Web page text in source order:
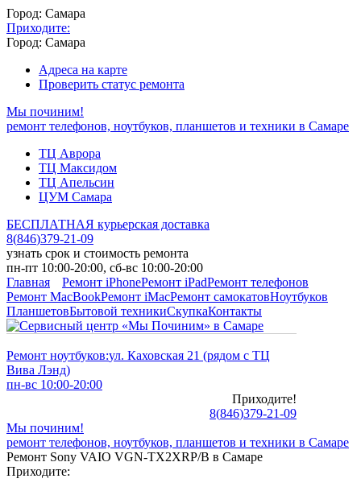
Город: Самара
Приходите:
Город: Самара
Адреса на карте
Проверить статус ремонта
Мы починим!
ремонт телефонов, ноутбуков, планшетов и техники в Самаре
ТЦ Аврора
ТЦ Максидом
ТЦ Апельсин
ЦУМ Самара
БЕСПЛАТНАЯ курьерская доставка
8(846)379-21-09
узнать срок и стоимость ремонта
пн-пт 10:00-20:00, сб-вс 10:00-20:00
Главная
Ремонт iPhoneРемонт iPadРемонт телефонов
Ремонт MacBookРемонт iMacРемонт самокатовНоутбуков
ПланшетовБытовой техникиСкупкаКонтакты
Ремонт ноутбуков:ул. Каховская 21 (рядом с ТЦ
Вива Лэнд)
пн-вс 10:00-20:00
Приходите!
8(846)379-21-09
Мы починим!
ремонт телефонов, ноутбуков, планшетов и техники в Самаре
Ремонт Sony VAIO VGN-TX2XRP/B в Самаре
Приходите: